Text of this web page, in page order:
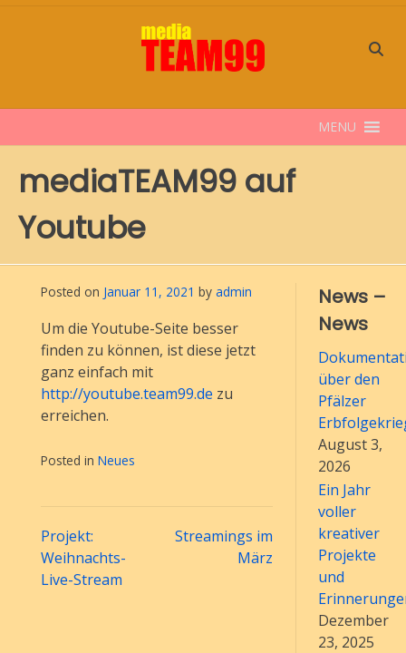
MENU
mediaTEAM99 auf
Youtube
Posted on Januar 11, 2021 by admin
Um die Youtube-Seite besser
finden zu können, ist diese jetzt
ganz einfach mit
http://youtube.team99.de zu
erreichen.
Posted in Neues
Beitragsnavigation
Projekt:
Weihnachts-
Live-Stream
Streamings im
März
News –
News
über den
Pfälzer
August 3,
2026
Ein Jahr
voller
kreativer
Projekte
und
Dezember
23, 2025